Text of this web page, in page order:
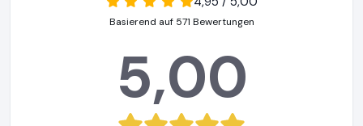
Basierend auf 571 Bewertungen
5,00